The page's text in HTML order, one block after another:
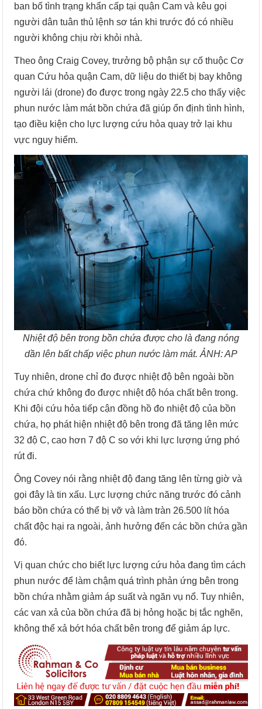
ban bố tình trạng khẩn cấp tại quận Cam và kêu gọi
người dân tuân thủ lệnh sơ tán khi trước đó có nhiều
người không chịu rời khỏi nhà.
Theo ông Craig Covey, trưởng bộ phận sự cố thuộc Cơ
quan Cứu hỏa quận Cam, dữ liệu do thiết bị bay không
người lái (drone) đo được trong ngày 22.5 cho thấy việc
phun nước làm mát bồn chứa đã giúp ổn định tình hình,
tạo điều kiện cho lực lượng cứu hỏa quay trở lại khu
vực nguy hiểm.
Nhiệt độ bên trong bồn chứa được cho là đang nóng
dần lên bất chấp việc phun nước làm mát. ẢNH: AP
Tuy nhiên, drone chỉ đo được nhiệt độ bên ngoài bồn
chứa chứ không đo được nhiệt độ hóa chất bên trong.
Khi đội cứu hỏa tiếp cận đồng hồ đo nhiệt độ của bồn
chứa, họ phát hiện nhiệt độ bên trong đã tăng lên mức
32 độ C, cao hơn 7 độ C so với khi lực lượng ứng phó
rút đi.
Ông Covey nói rằng nhiệt độ đang tăng lên từng giờ và
gọi đây là tin xấu. Lực lượng chức năng trước đó cảnh
báo bồn chứa có thể bị vỡ và làm tràn 26.500 lít hóa
chất độc hại ra ngoài, ảnh hưởng đến các bồn chứa gần
đó.
Vị quan chức cho biết lực lượng cứu hỏa đang tìm cách
phun nước để làm chậm quá trình phản ứng bên trong
bồn chứa nhằm giảm áp suất và ngăn vụ nổ. Tuy nhiên,
các van xả của bồn chứa đã bị hỏng hoặc bị tắc nghẽn,
không thể xả bớt hóa chất bên trong để giảm áp lực.